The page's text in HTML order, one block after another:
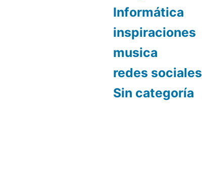
Informática
inspiraciones
musica
redes sociales
Sin categoría